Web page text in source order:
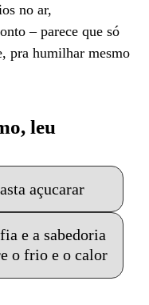
no ar,
– parece que só
pra humilhar mesmo
leu
açucarar
e a sabedoria
o frio e o calor